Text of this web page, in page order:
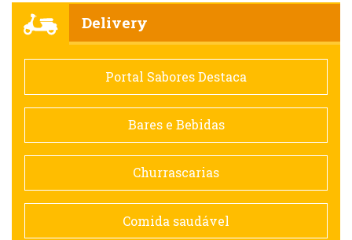
Comida saudável
Contemporânea
Doceria
Espanhola
Delivery
Portal Sabores Destaca
Bares e Bebidas
Churrascarias
Comida saudável